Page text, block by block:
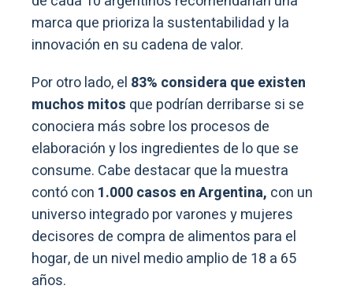
marca que prioriza la sustentabilidad y la
innovación en su cadena de valor.
Por otro lado, el 83% considera que existen
muchos mitos que podrían derribarse si se
conociera más sobre los procesos de
elaboración y los ingredientes de lo que se
consume. Cabe destacar que la muestra
contó con 1.000 casos en Argentina, con un
universo integrado por varones y mujeres
decisores de compra de alimentos para el
hogar, de un nivel medio amplio de 18 a 65
años.